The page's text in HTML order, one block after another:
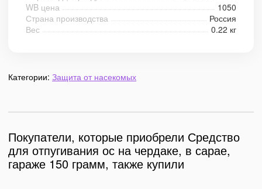
WB цена
1050
Страна производства
Россия
Вес
0.22 кг
Категории: Защита от насекомых
Покупатели, которые приобрели Средство
для отпугивания ос на чердаке, в сарае,
гараже 150 грамм, также купили